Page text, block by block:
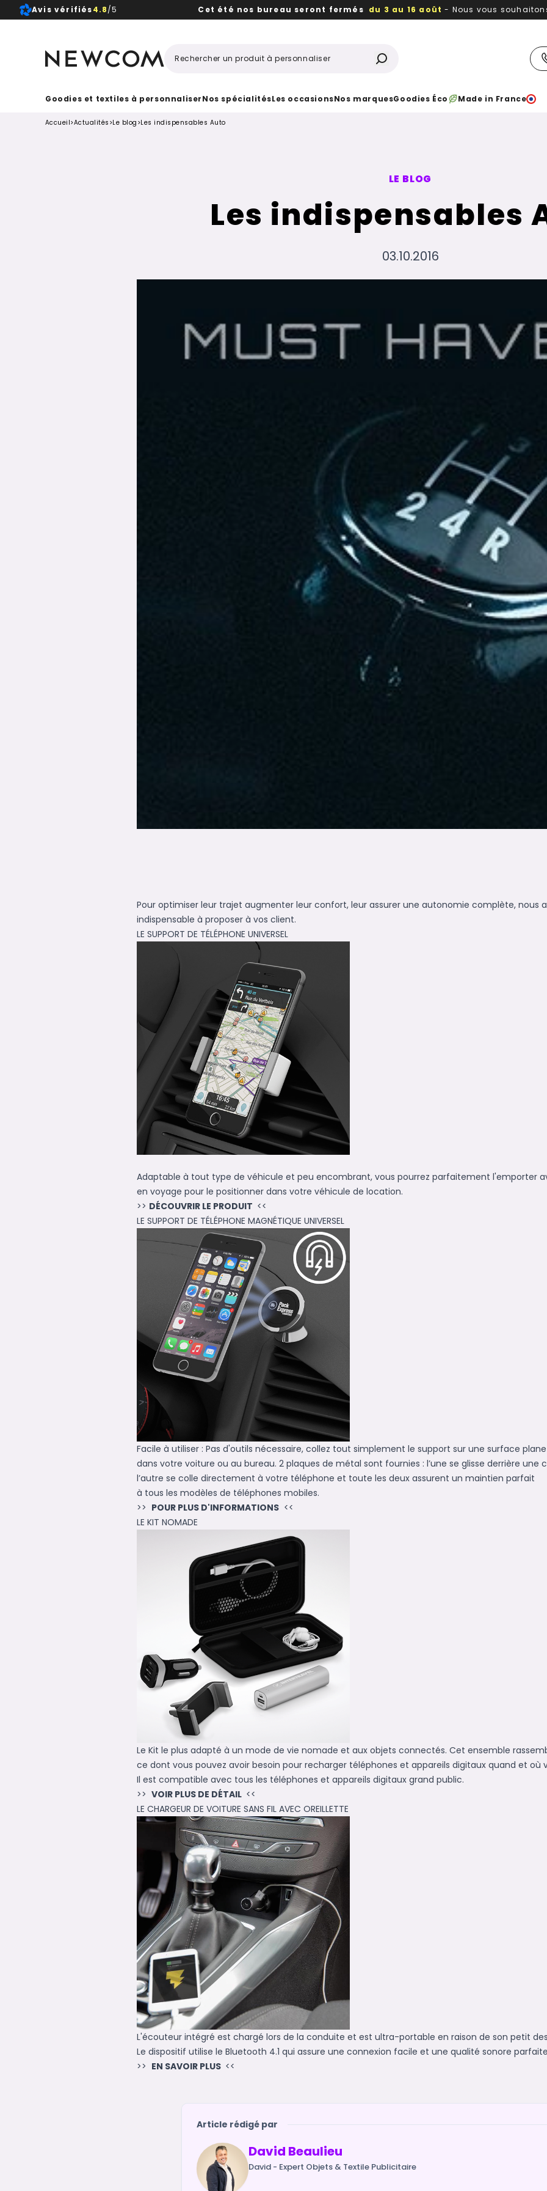
Avis vérifiés4.8/5 Cet été nos bureau seront fermés du 3 au 16 août - Nous vous
Goodies et textiles à personnaliserNos spécialitésLes occasionsNos marquesGoodies Éco Made in France
Accueil>Actualités >Le blog >Les indispensables Auto
LE BLOG
Les indispensables
03.10.2016
Pour optimiser leur trajet augmenter leur confort, leur assurer une autonomie complète, nous
indispensable à proposer à vos client.
LE SUPPORT DE TÉLÉPHONE UNIVERSEL
Adaptable à tout type de véhicule et peu encombrant, vous pourrez parfaitement l'emporter
en voyage pour le positionner dans votre véhicule de location.
>> DÉCOUVRIR LE PRODUIT <<
LE SUPPORT DE TÉLÉPHONE MAGNÉTIQUE UNIVERSEL
Facile à utiliser : Pas d'outils nécessaire, collez tout simplement le support sur une surface plane
dans votre voiture ou au bureau. 2 plaques de métal sont fournies : l’une se glisse derrière une
l’autre se colle directement à votre téléphone et toute les deux assurent un maintien parfait
à tous les modèles de téléphones mobiles.
>> POUR PLUS D'INFORMATIONS <<
LE KIT NOMADE
Le Kit le plus adapté à un mode de vie nomade et aux objets connectés. Cet ensemble
ce dont vous pouvez avoir besoin pour recharger téléphones et appareils digitaux quand et où
Il est compatible avec tous les téléphones et appareils digitaux grand public.
>> VOIR PLUS DE DÉTAIL <<
LE CHARGEUR DE VOITURE SANS FIL AVEC OREILLETTE
L'écouteur intégré est chargé lors de la conduite et est ultra-portable en raison de son petit
Le dispositif utilise le Bluetooth 4.1 qui assure une connexion facile et une qualité sonore
>> EN SAVOIR PLUS <<
Article rédigé par
David Beaulieu
David - Expert Objets & Textile Publicitaire